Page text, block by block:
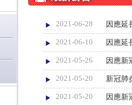
2021-06-28 因應延
2021-06-10 因應延
2021-05-26 因應新
2021-05-20 新冠肺
2021-05-20 因應新